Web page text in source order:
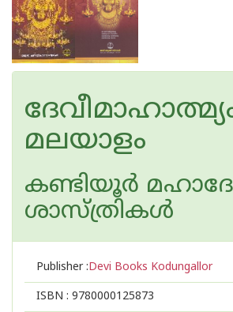
മലയാളം
കണ്ടിയൂർ
ശാസ്ത്രികള്‍
Publisher :Devi Books Kodungallor
ISBN : 9780000125873